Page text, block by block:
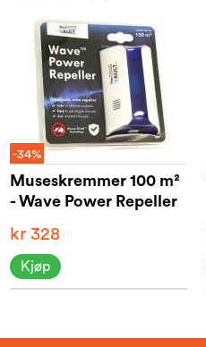
-34%
Museskremmer 100 m²
- Wave Power Repeller
kr 328
Kjøp